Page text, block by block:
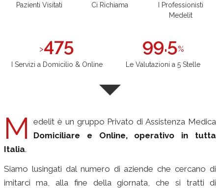
Pazienti Visitati Ci Richiama
I Professionisti
Medelit
475
I Servizi a Domicilio & Online
99.5%
Le Valutazioni a 5 Stelle
M
edelit è un gruppo Privato di Assistenza Medica
Domiciliare e Online, operativo in tutta
Italia.
Siamo lusingati dal numero di aziende che cercano di
imitarci ma, alla fine della giornata, che si tratti di